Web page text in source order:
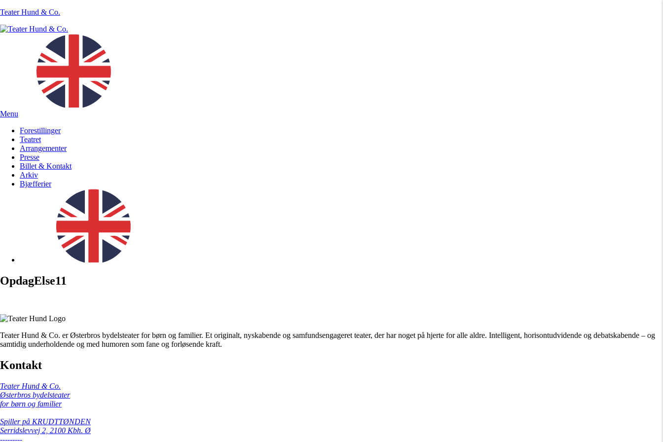
Teater Hund & Co.
Menu
Forestillinger
Teatret
Arrangementer
Presse
Billet & Kontakt
Arkiv
Bjæfferier
OpdagElse11
Teater Hund & Co. er Østerbros bydelsteater for børn og familier. Et originalt, nyskabende og samfundsengageret teater, der har noget på hjerte for alle aldre. Intelligent, horisontudvidende og debatskabende – og
samtidig underholdende og med humoren som fane og forløsende kraft.
Kontakt
Teater Hund & Co.
Østerbros bydelsteater
for børn og familier
Spiller på KRUDTTØNDEN
Serridslevvej 2, 2100 Kbh. Ø
---------